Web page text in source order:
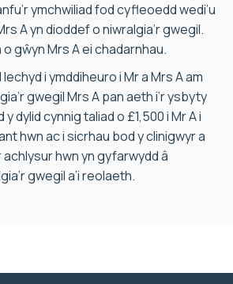
ymchwiliad fod cyfleoedd wedi’u
A yn dioddef o niwralgia’r gwegil.
gŵyn Mrs A ei chadarnhau.
i ymddiheuro i Mr a Mrs A am
gwegil Mrs A pan aeth i’r ysbyty
dylid cynnig taliad o £1,500 i Mr A i
hwn ac i sicrhau bod y clinigwyr a
achlysur hwn yn gyfarwydd â
gwegil a’i reolaeth.